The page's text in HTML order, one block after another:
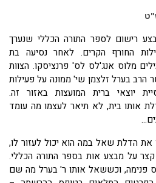
רישום לספר התורה הכללי שנערך
החורף הקרים. לאחר נסיעה בת
מלוס אנג'לס לס' פרנציסקו. הצוות
הרב בערל זלצמן שי' ממונה על פעילות
יוצאי ברית המועצות באזור זה.
אותו בית, לא תיאר לעצמו מה עומד
הדלת שאל במה הוא יכול לעזור לו,
על מבצע אות בספר התורה הכללי.
פנימה, וכששאל אותו ר' בערל מה שם